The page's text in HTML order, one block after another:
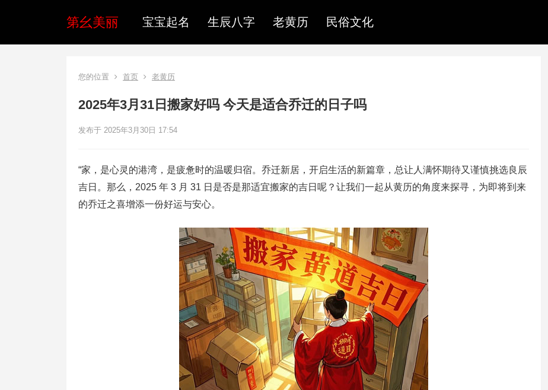
第幺美丽 宝宝起名 生辰八字 老黄历 民俗文化
您的位置 首页 老黄历
2025年3月31日搬家好吗 今天是适合乔迁的日子吗
发布于 2025年3月30日 17:54
“家，是心灵的港湾，是疲惫时的温暖归宿。乔迁新居，开启生活的新篇章，总让人满怀期待又谨慎挑选良辰
吉日。那么，2025 年 3 月 31 日是否是那适宜搬家的吉日呢？让我们一起从黄历的角度来探寻，为即将到来
的乔迁之喜增添一份好运与安心。